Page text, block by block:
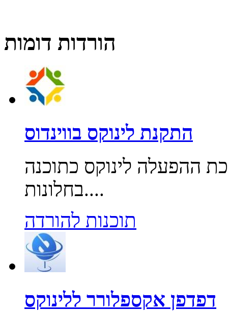
הורדות דומות
התקנת לינוקס בווינדוס
ההפעלה לינוקס כתוכנה
בחלונות....
תוכנות להורדה
דפדפן אקספלורר ללינוקס